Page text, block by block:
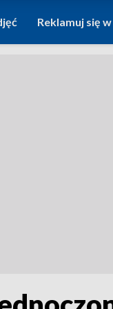
Reklamuj się